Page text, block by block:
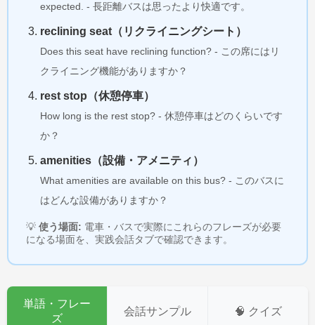
expected. - 長距離バスは思ったより快適です。
reclining seat（リクライニングシート）
Does this seat have reclining function? - この席にはリ
クライニング機能がありますか？
rest stop（休憩停車）
How long is the rest stop? - 休憩停車はどのくらいです
か？
amenities（設備・アメニティ）
What amenities are available on this bus? - このバスに
はどんな設備がありますか？
💡 使う場面: 電車・バスで実際にこれらのフレーズが必要
になる場面を、実践会話タブで確認できます。
単語・フレー
ズ
会話サンプル 🧠 クイズ